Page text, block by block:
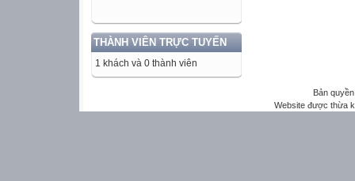
THÀNH VIÊN TRỰC TUYẾN
1 khách và 0 thành viên
Bản
Website được thừa